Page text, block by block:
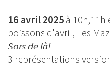
16 avril 2025 à 10h,11h
poissons d'avril, Les
Sors de là!
3 représentations